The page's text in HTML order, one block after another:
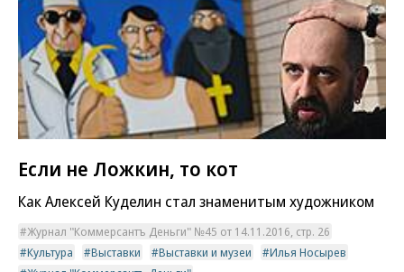
Если не Ложкин, то кот
Как Алексей Куделин стал знаменитым художником
Журнал "Коммерсантъ Деньги" №45 от 14.11.2016, стр. 26
Культура
Выставки Выставки и музеи
Илья Носырев